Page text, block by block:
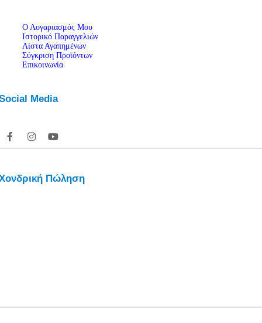
Ο Λογαριασμός Μου
Ιστορικό Παραγγελιών
Λίστα Αγαπημένων
Σύγκριση Προϊόντων
Επικοινωνία
Media
Πώληση